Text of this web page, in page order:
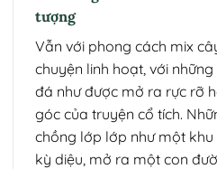
tượng
Vẫn với phong cách mix
chuyện linh hoạt, với
đá như được mở ra rực rỡ
góc của truyện cổ tích.
chồng lớp lớp như một
kỳ diệu, mở ra một con